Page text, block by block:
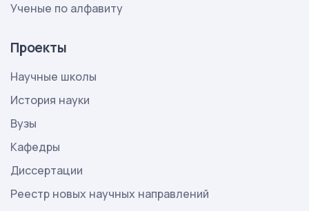
Ученые по алфавиту
Проекты
Научные школы
История науки
Вузы
Кафедры
Диссертации
Реестр новых научных направлений